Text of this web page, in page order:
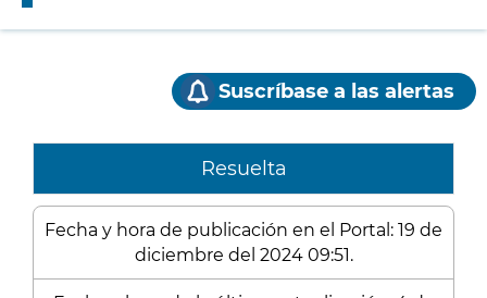
Suscríbase a las alertas
Resuelta
Fecha y hora de publicación en el Portal: 19 de
diciembre del 2024 09:51.